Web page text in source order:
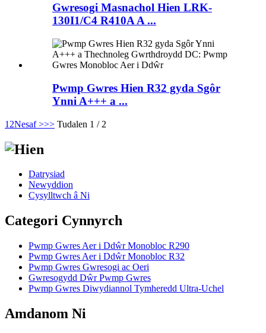
Gwresogi Masnachol Hien LRK-
130I1/C4 R410A A ...
Pwmp Gwres Hien R32 gyda Sgôr
Ynni A+++ a ...
1 2Nesaf >>> Tudalen 1 / 2
Datrysiad
Newyddion
Cysylltwch â Ni
Categori Cynnyrch
Pwmp Gwres Aer i Ddŵr Monobloc R290
Pwmp Gwres Aer i Ddŵr Monobloc R32
Pwmp Gwres Gwresogi ac Oeri
Gwresogydd Dŵr Pwmp Gwres
Pwmp Gwres Diwydiannol Tymheredd Ultra-Uchel
Amdanom Ni